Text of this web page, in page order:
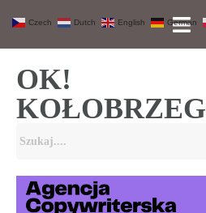
OK!
KOŁOBRZEG
Czech Dutch English German